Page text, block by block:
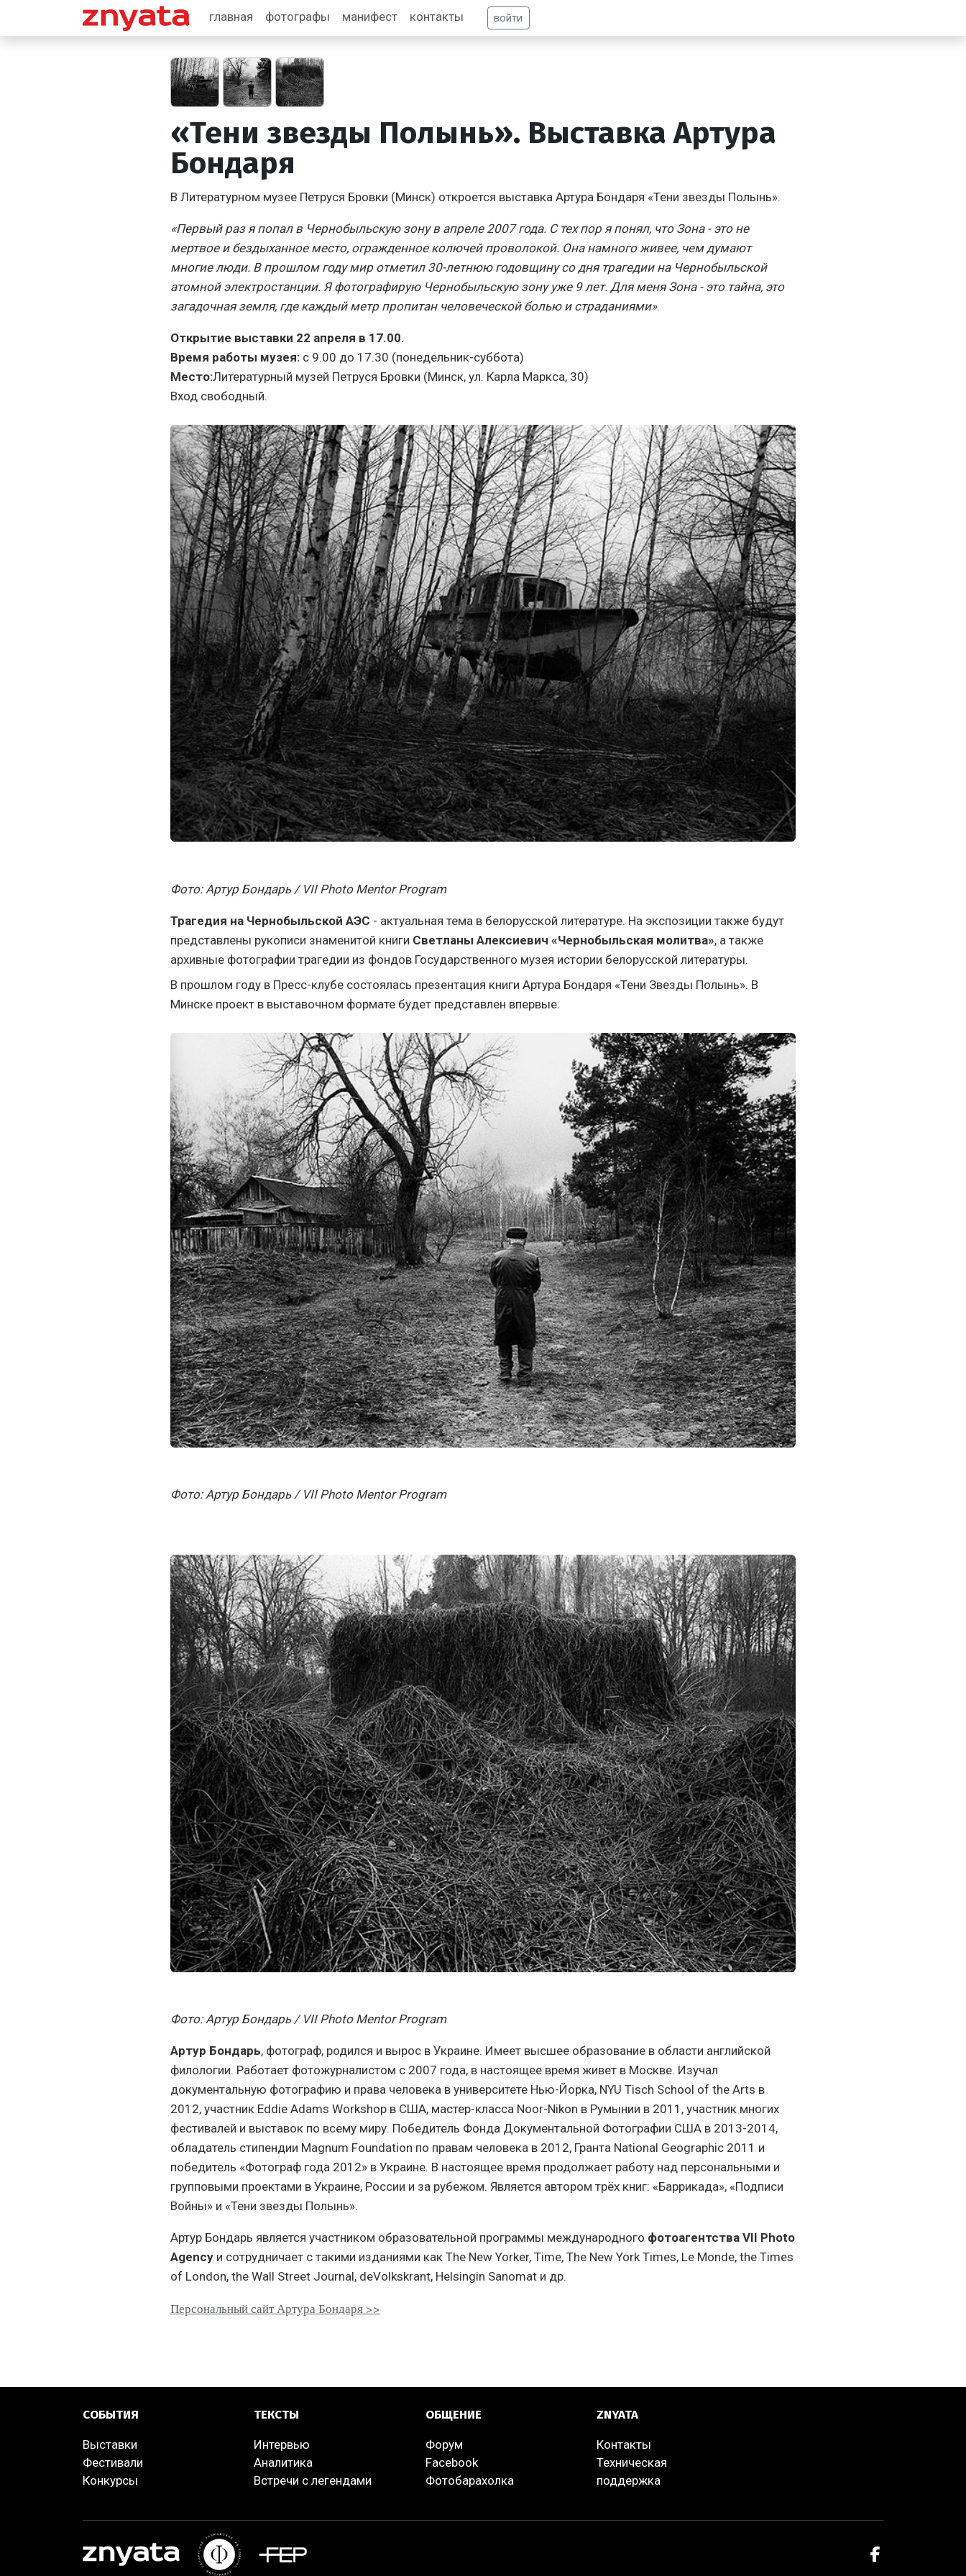
главная фотографы манифест контакты войти
«Тени звезды Полынь». Выставка Артура
Бондаря
В Литературном музее Петруся Бровки (Минск) откроется выставка Артура Бондаря «Тени звезды Полынь».
«Первый раз я попал в Чернобыльскую зону в апреле 2007 года. С тех пор я понял, что Зона - это не
мертвое и бездыханное место, огражденное колючей проволокой. Она намного живее, чем думают
многие люди. В прошлом году мир отметил 30-летнюю годовщину со дня трагедии на Чернобыльской
атомной электростанции. Я фотографирую Чернобыльскую зону уже 9 лет. Для меня Зона - это тайна, это
загадочная земля, где каждый метр пропитан человеческой болью и страданиями».
Открытие выставки 22 апреля в 17.00.
Время работы музея:с 9.00 до 17.30 (понедельник-суббота)
Место:Литературный музей Петруся Бровки (Минск, ул. Карла Маркса, 30)
Вход свободный.
Фото: Артур Бондарь / VII Photo Mentor Program
Трагедия на Чернобыльской АЭС - актуальная тема в белорусской литературе. На экспозиции также будут
представлены рукописи знаменитой книги Светланы Алексиевич «Чернобыльская молитва», а также
архивные фотографии трагедии из фондов Государственного музея истории белорусской литературы.
В прошлом году в Пресс-клубе состоялась презентация книги Артура Бондаря «Тени Звезды Полынь». В
Минске проект в выставочном формате будет представлен впервые.
Фото: Артур Бондарь / VII Photo Mentor Program
Фото: Артур Бондарь / VII Photo Mentor Program
Артур Бондарь, фотограф, родился и вырос в Украине. Имеет высшее образование в области английской
филологии. Работает фотожурналистом с 2007 года, в настоящее время живет в Москве. Изучал
документальную фотографию и права человека в университете Нью-Йорка, NYU Tisch School of the Arts в
2012, участник Eddie Adams Workshop в США, мастер-класса Noor-Nikon в Румынии в 2011, участник многих
фестивалей и выставок по всему миру. Победитель Фонда Документальной Фотографии США в 2013-2014,
обладатель стипендии Magnum Foundation по правам человека в 2012, Гранта National Geographic 2011 и
победитель «Фотограф года 2012» в Украине. В настоящее время продолжает работу над персональными и
групповыми проектами в Украине, России и за рубежом. Является автором трёх книг: «Баррикада», «Подписи
Войны» и «Тени звезды Полынь».
Артур Бондарь является участником образовательной программы международного фотоагентства VII Photo
Agency и сотрудничает с такими изданиями как The New Yorker, Time, The New York Times, Le Monde, the Times
of London, the Wall Street Journal, deVolkskrant, Helsingin Sanomat и др.
Персональный сайт Артура Бондаря >>
СОБЫТИЯ
Выставки
Фестивали
Конкурсы
ТЕКСТЫ
Интервью
Аналитика
Встречи с легендами
ОБЩЕНИЕ
Форум
Facebook
Фотобарахолка
ZNYATA
Контакты
Техническая
поддержка